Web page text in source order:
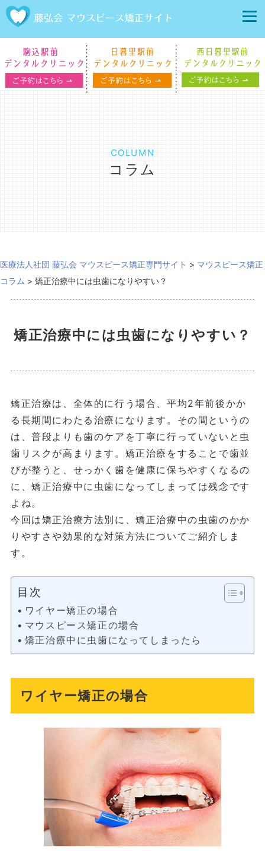
COLUMN
コラム
医療法人社団 藤弘会 マウスピース矯正専門サイト > マウスピース矯正
コラム > 矯正治療中には虫歯になりやすい？
矯正治療中には虫歯になりやすい？
矯正治療は、全体的に行う場合、平均2年前後かか
る長期間にわたる治療になります。その間というの
は、普段よりも歯のケアを丁寧に行っていないと虫
歯リスクが高まります。矯正治療をすることで歯並
びが整うと、せっかく歯を健康に保ちやすくなるの
に、矯正治療中に虫歯になってしまっては残念です
よね。
今回は矯正治療方法別に、矯正治療中の虫歯のかか
りやすさや効果的な対策方法についてご紹介しま
す。
目次
ワイヤー矯正の場合
マウスピース矯正の場合
矯正治療中に虫歯になってしまったら
ワイヤー矯正の場合